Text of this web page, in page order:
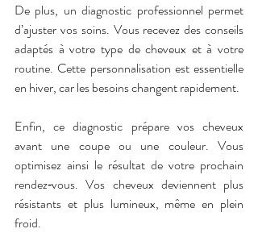
De plus, un diagnostic professionnel permet
d’ajuster vos soins. Vous recevez des conseils
adaptés à votre type de cheveux et à votre
routine. Cette personnalisation est essentielle
en hiver, car les besoins changent rapidement.
Enfin, ce diagnostic prépare vos cheveux
avant une coupe ou une couleur. Vous
optimisez ainsi le résultat de votre prochain
rendez‑vous. Vos cheveux deviennent plus
résistants et plus lumineux, même en plein
froid.